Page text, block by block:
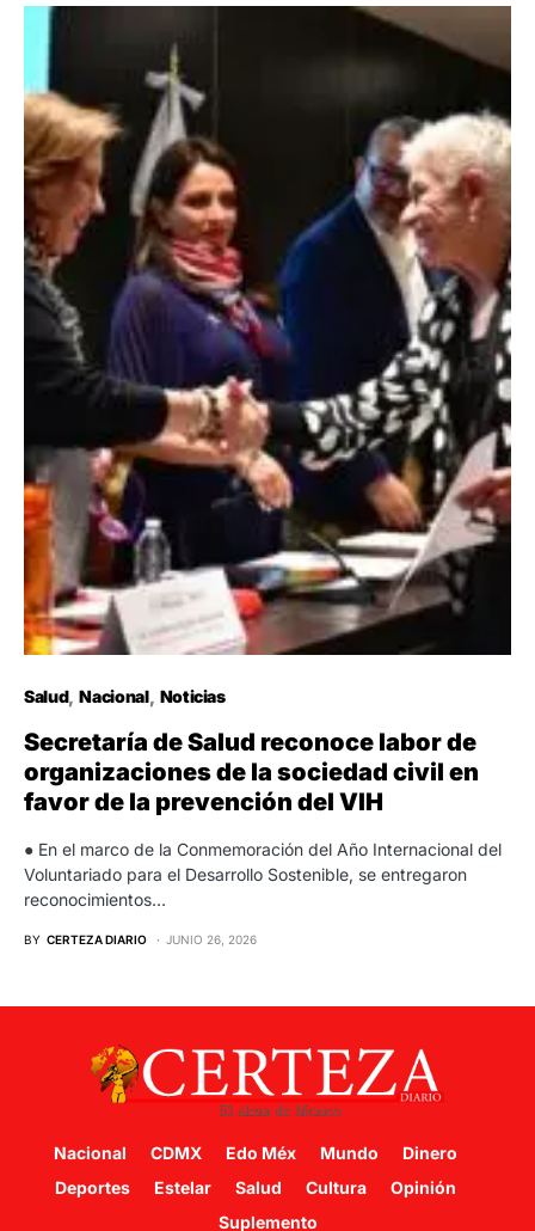
Salud Nacional Noticias
Secretaría de Salud reconoce labor de
organizaciones de la sociedad civil en
favor de la prevención del VIH
● En el marco de la Conmemoración del Año Internacional del
Voluntariado para el Desarrollo Sostenible, se entregaron
reconocimientos…
BY CERTEZA DIARIO JUNIO 26, 2026
Nacional CDMX Edo Méx Mundo
Dinero
Deportes
Estelar Salud Cultura
Opinión
Suplemento